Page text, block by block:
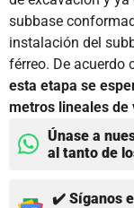
subbase
instalación del
férreo. De acuerdo
esta etapa se
metros lineales de
Únase a
al tanto de
✔️ Síganos